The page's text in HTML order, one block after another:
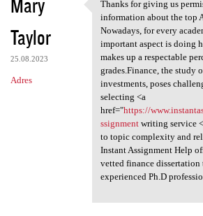
Taylor
25.08.2023
Adres
Thanks for giving us
Thanks for giving us
information about the top
Nowadays, for every
important aspect is doing
makes up a respectable
grades.Finance, the study
investments, poses
selecting <a
href="https://
ssignmentwriting service
to topic complexity and
Instant Assignment Help
vetted finance dissertation
experienced Ph.D